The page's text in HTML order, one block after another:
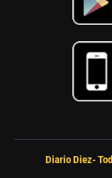
Diario Diez-